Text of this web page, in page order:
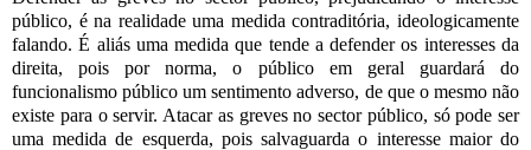
público, é na realidade uma medida contraditória, ideologicamente
falando. É aliás uma medida que tende a defender os interesses da
direita, pois por norma, o público em geral guardará do
funcionalismo público um sentimento adverso, de que o mesmo não
existe para o servir. Atacar as greves no sector público, só pode ser
uma medida de esquerda, pois salvaguarda o interesse maior do